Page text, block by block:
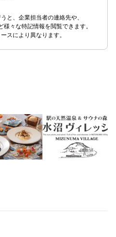
と、企業担当者の連絡先や、
々な特記情報を閲覧できます。
スにより異なります。